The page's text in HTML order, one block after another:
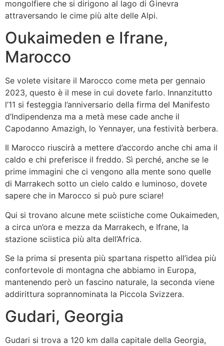
mongolfiere che si dirigono al lago di Ginevra
attraversando le cime più alte delle Alpi.
Oukaimeden e Ifrane,
Marocco
Se volete visitare il Marocco come meta per gennaio
2023, questo è il mese in cui dovete farlo. Innanzitutto
l’11 si festeggia l’anniversario della firma del Manifesto
d’Indipendenza ma a metà mese cade anche il
Capodanno Amazigh, lo Yennayer, una festività berbera.
Il Marocco riuscirà a mettere d’accordo anche chi ama il
caldo e chi preferisce il freddo. Sì perché, anche se le
prime immagini che ci vengono alla mente sono quelle
di Marrakech sotto un cielo caldo e luminoso, dovete
sapere che in Marocco si può pure sciare!
Qui si trovano alcune mete sciistiche come Oukaimeden,
a circa un’ora e mezza da Marrakech, e Ifrane, la
stazione sciistica più alta dell’Africa.
Se la prima si presenta più spartana rispetto all’idea più
confortevole di montagna che abbiamo in Europa,
mantenendo però un fascino naturale, la seconda viene
addirittura soprannominata la Piccola Svizzera.
Gudari, Georgia
Gudari si trova a 120 km dalla capitale della Georgia,